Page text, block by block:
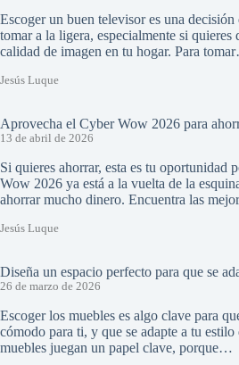
Escoger un buen televisor es una decisión
tomar a la ligera, especialmente si quieres
calidad de imagen en tu hogar. Para
Jesús Luque
Aprovecha el Cyber Wow 2026 para
13 de abril de 2026
Si quieres ahorrar, esta es tu oportunidad
Wow 2026 ya está a la vuelta de la
ahorrar mucho dinero. Encuentra las
Jesús Luque
Diseña un espacio perfecto para que se
26 de marzo de 2026
Escoger los muebles es algo clave para
cómodo para ti, y que se adapte a tu
muebles juegan un papel clave, porque…